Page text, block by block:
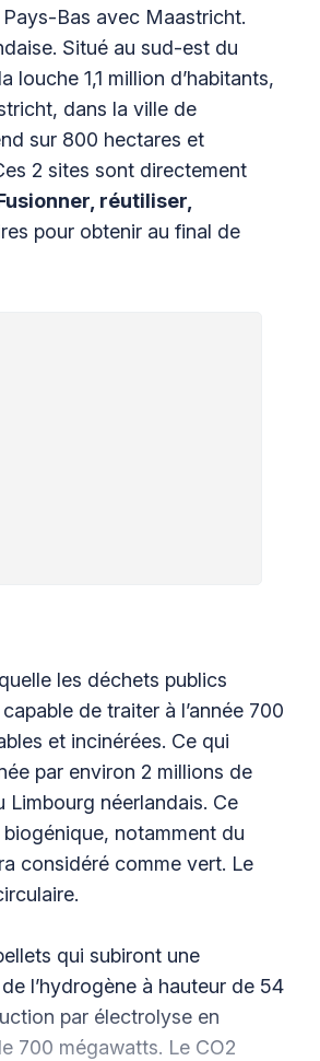
Bas avec Maastricht.
Situé au sud-est du
louche 1,1 million d’habitants,
dans la ville de
sur 800 hectares et
2 sites sont directement
réutiliser,
pour obtenir au final de
les déchets publics
de traiter à l’année 700
et incinérées. Ce qui
par environ 2 millions de
Limbourg néerlandais. Ce
notamment du
considéré comme vert. Le
qui subiront une
l’hydrogène à hauteur de 54
par électrolyse en
700 mégawatts. Le CO2